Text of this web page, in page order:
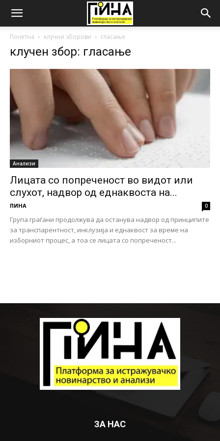
Почетна клучни зборови гласање
клучен збор: гласање
Анализи
Лицата со попреченост во видот или
слухот, надвор од еднаквоста на...
ПИНА 0
Група граѓани продолжува да останува надвор од принципите
за транспарентност, инклузија и еднаквост за време на
изборниот процес, а тоа се лицата со попреченост...
ЗА НАС